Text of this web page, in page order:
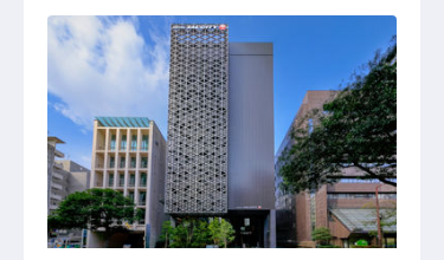
管理部スタッフ│オークラグループ
／夏5日・冬3日連休あり／転勤なし